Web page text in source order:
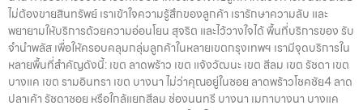
ไม่ต้องขายสินทรัพย์ เราเข้าใจความรู้สึกของลูกค้า เรารักษาความลับ และ
พยายามให้บริการด้วยความอ่อนโยน สุจริต และไว้วางใจได้ พื้นที่บริการของ รับ
จำนำพลัส เพื่อให้ครอบคลุมกลุ่มลูกค้าในหลายเขตกรุงเทพฯ เรามีจุดบริการใน
หลายพื้นที่สำคัญดังนี้: เขต ลาดพร้าว เขต แจ้งวัฒนะ เขต สีลม เขต รัชดา เขต
บางแค เขต รามอินทรา เขต บางนา ไม่ว่าคุณอยู่ในซอย ลาดพร้าวโชคชัย4 ลาด
ปลาเค้า รัชดาซอย หรือใกล้แยกสีลม ช่องนนทรี บางนา เมกาบางนา บางแค